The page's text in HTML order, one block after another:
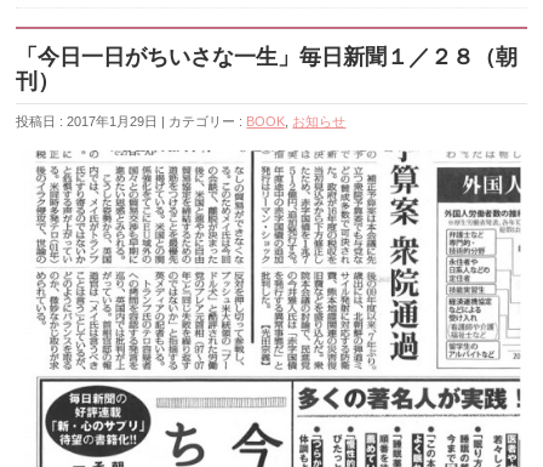
「今日一日がちいさな一生」毎日新聞１／２８（朝
刊）
投稿日 : 2017年1月29日 | カテゴリー : BOOK お知らせ